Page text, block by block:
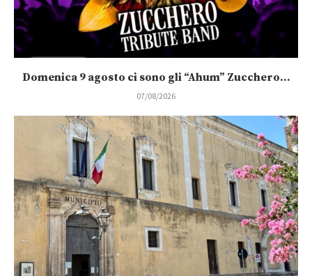
Domenica 9 agosto ci sono gli “Ahum” Zucchero...
07/08/2026